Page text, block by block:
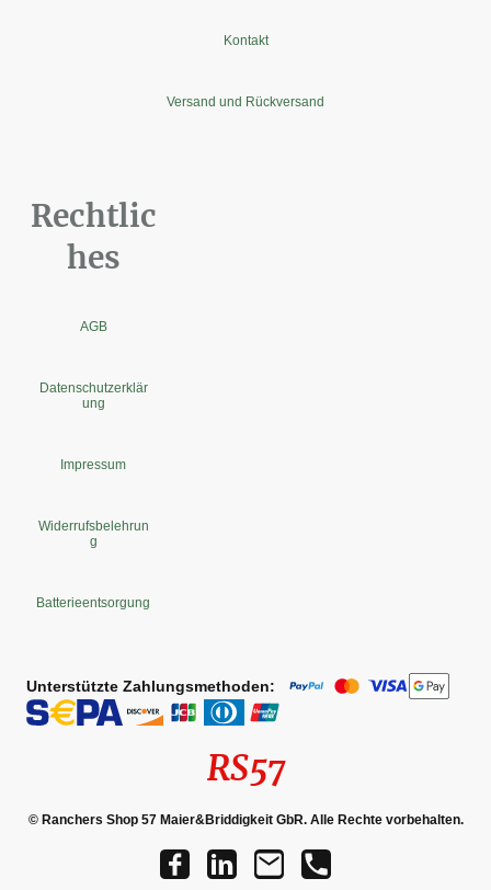
Kontakt
Versand und Rückversand
Rechtlic
hes
AGB
Datenschutzerklär
ung
Impressum
Widerrufsbelehrun
g
Batterieentsorgung
Unterstützte Zahlungsmethoden:
RS57
© Ranchers Shop 57 Maier&Briddigkeit GbR. Alle Rechte vorbehalten.